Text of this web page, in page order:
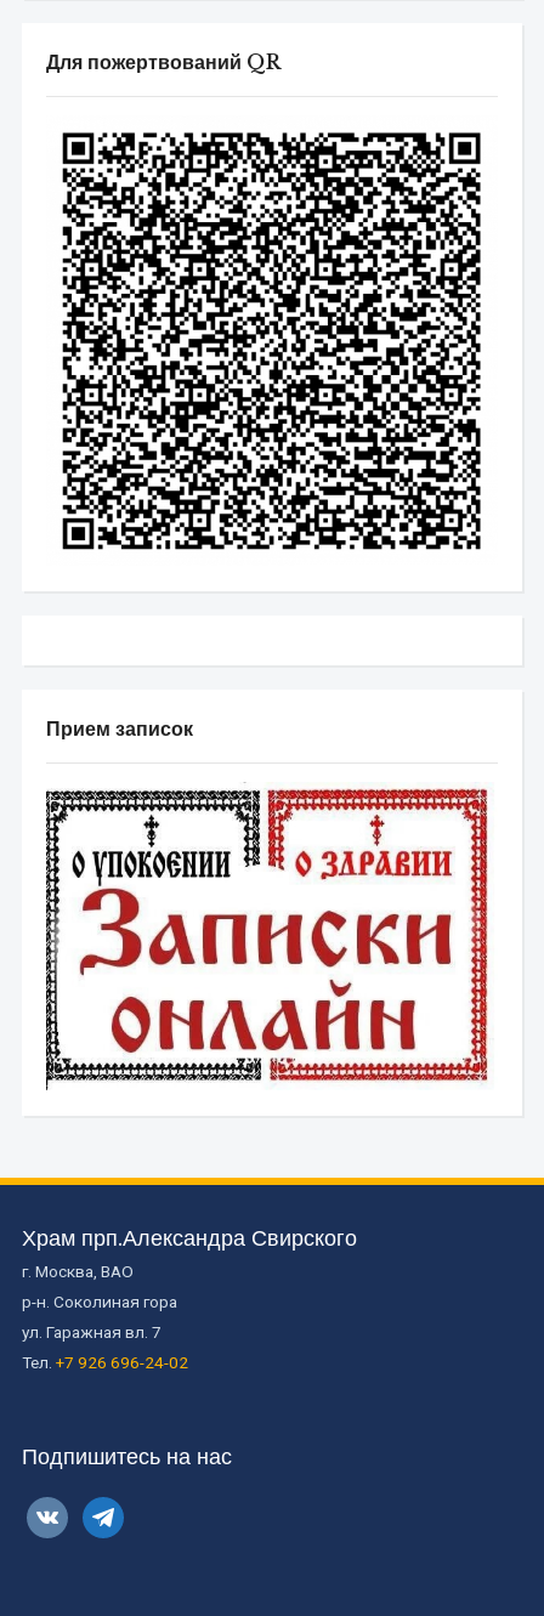
Для пожертвований QR
Прием записок
Храм прп.Александра Свирского
г. Москва, ВАО
р-н. Соколиная гора
ул. Гаражная вл. 7
Тел. +7 926 696-24-02
Подпишитесь на нас
vkontaktetelegram